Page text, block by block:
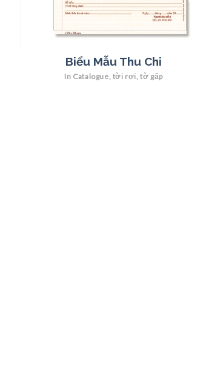
In Catalogue, tời rơi, tờ gấp
Biểu Mẫu Thu Chi